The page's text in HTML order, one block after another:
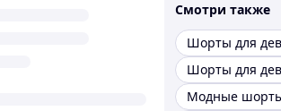
Смотри также
Шорты для